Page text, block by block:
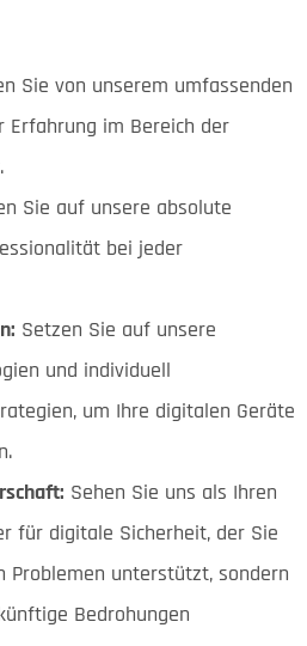
Sie von unserem umfassenden
Erfahrung im Bereich der
Sie auf unsere absolute
bei jeder
Setzen Sie auf unsere
und individuell
um Ihre digitalen Geräte
Sehen Sie uns als Ihren
für digitale Sicherheit, der Sie
Problemen unterstützt, sondern
Bedrohungen